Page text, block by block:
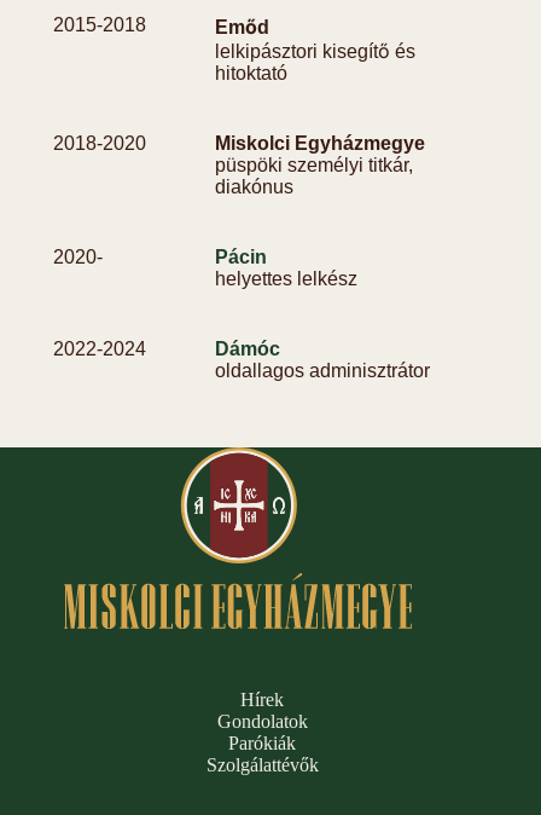
2015-2018
Emőd
lelkipásztori kisegítő és
hitoktató
2018-2020
Miskolci Egyházmegye
püspöki személyi titkár,
diakónus
2020-
Pácin
helyettes lelkész
2022-2024
Dámóc
oldallagos adminisztrátor
Hírek
Gondolatok
Parókiák
Szolgálattévők